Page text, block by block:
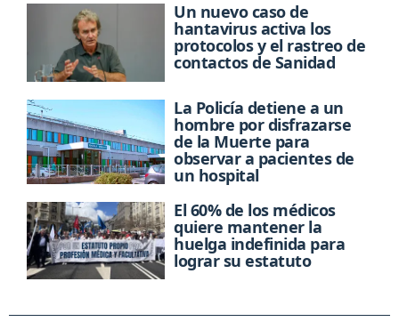
Un nuevo caso de
hantavirus activa los
protocolos y el rastreo de
contactos de Sanidad
La Policía detiene a un
hombre por disfrazarse
de la Muerte para
observar a pacientes de
un hospital
El 60% de los médicos
quiere mantener la
huelga indefinida para
lograr su estatuto